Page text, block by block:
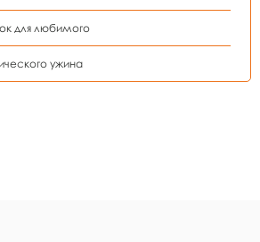
для любимого
ужина